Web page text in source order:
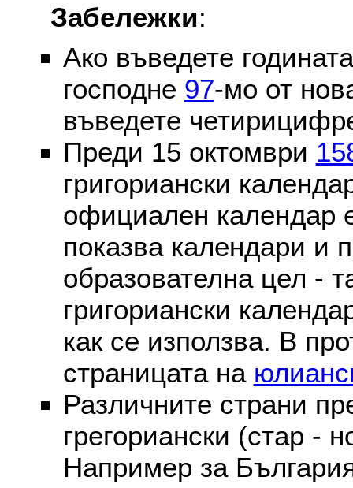
Забележки:
Ако въведете
господне 97-мо от
въведете
Преди 15 октомври
григориански
официален календар
показва календари и
образователна цел -
григориански
как се използва. В
страницата на
Различните страни
грегориански (стар -
Например за